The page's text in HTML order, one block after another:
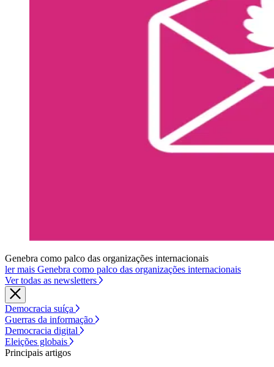
Genebra como palco das organizações internacionais
ler mais Genebra como palco das organizações internacionais
Ver todas as newsletters
Democracia suíça
Guerras da informação
Democracia digital
Eleições globais
Principais artigos